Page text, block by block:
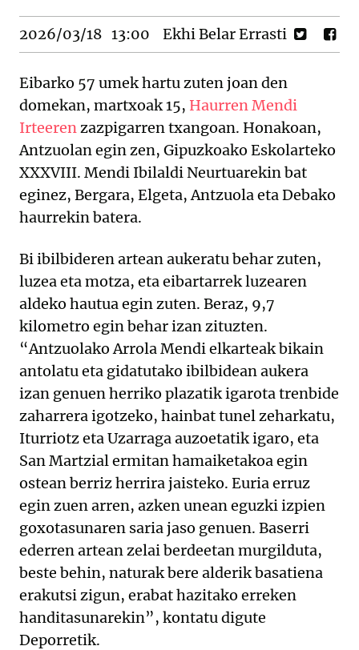
2026/03/18 13:00 Ekhi Belar Errasti
Eibarko 57 umek hartu zuten joan den
domekan, martxoak 15, Haurren Mendi
Irteeren zazpigarren txangoan. Honakoan,
Antzuolan egin zen, Gipuzkoako Eskolarteko
XXXVIII. Mendi Ibilaldi Neurtuarekin bat
eginez, Bergara, Elgeta, Antzuola eta Debako
haurrekin batera.
Bi ibilbideren artean aukeratu behar zuten,
luzea eta motza, eta eibartarrek luzearen
aldeko hautua egin zuten. Beraz, 9,7
kilometro egin behar izan zituzten.
“Antzuolako Arrola Mendi elkarteak bikain
antolatu eta gidatutako ibilbidean aukera
izan genuen herriko plazatik igarota trenbide
zaharrera igotzeko, hainbat tunel zeharkatu,
Iturriotz eta Uzarraga auzoetatik igaro, eta
San Martzial ermitan hamaiketakoa egin
ostean berriz herrira jaisteko. Euria erruz
egin zuen arren, azken unean eguzki izpien
goxotasunaren saria jaso genuen. Baserri
ederren artean zelai berdeetan murgilduta,
beste behin, naturak bere alderik basatiena
erakutsi zigun, erabat hazitako erreken
handitasunarekin”, kontatu digute
Deporretik.